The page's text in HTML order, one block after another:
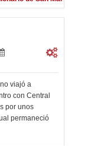
viajó a
con Central
por unos
permaneció